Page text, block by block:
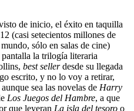
de inicio, el éxito en taquilla
(casi setecientos millones de
sólo en salas de cine)
la trilogía literaria
best sellerdesde su llegada
escrito, y no lo voy a retirar,
sea las novelas de Harry
Los Juegos del Hambre, a que
que leyeran La isla del tesoro o